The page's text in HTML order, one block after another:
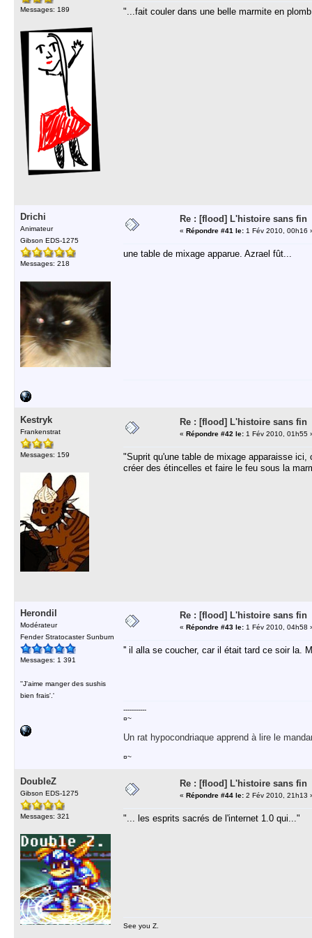
Messages: 189 "...fait couler dans une belle marmite en
Drichi
Animateur
Gibson EDS-1275
Messages: 218
Re : [flood] L'histoire sans fin
« Répondre #41 le: 1 Fév 2010, 00h16
une table de mixage apparue. Azrael fût...
Kestryk
Frankenstrat
Messages: 159
Re : [flood] L'histoire sans fin
« Répondre #42 le: 1 Fév 2010, 01h55
"Suprit qu'une table de mixage apparaisse
créer des étincelles et faire le feu sous la
Herondil
Modérateur
Fender Stratocaster Sunburn
Messages: 1 391
''J'aime manger des sushis
bien frais'.'
Re : [flood] L'histoire sans fin
« Répondre #43 le: 1 Fév 2010, 04h58
'' il alla se coucher, car il était tard ce soir la.
-----------
¤~
Un rat hypocondriaque apprend à lire le
¤~
DoubleZ
Gibson EDS-1275
Messages: 321
Re : [flood] L'histoire sans fin
« Répondre #44 le: 2 Fév 2010, 21h13
"... les esprits sacrés de l'internet 1.0 qui..."
See you Z.